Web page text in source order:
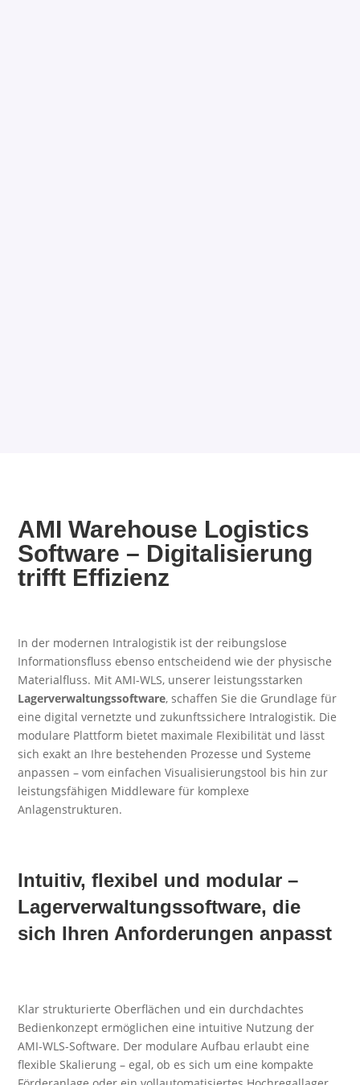
AMI Warehouse Logistics
Software – Digitalisierung
trifft Effizienz
In der modernen Intralogistik ist der reibungslose
Informationsfluss ebenso entscheidend wie der physische
Materialfluss. Mit AMI-WLS, unserer leistungsstarken
Lagerverwaltungssoftware, schaffen Sie die Grundlage für
eine digital vernetzte und zukunftssichere Intralogistik. Die
modulare Plattform bietet maximale Flexibilität und lässt
sich exakt an Ihre bestehenden Prozesse und Systeme
anpassen – vom einfachen Visualisierungstool bis hin zur
leistungsfähigen Middleware für komplexe
Anlagenstrukturen.
Intuitiv, flexibel und modular –
Lagerverwaltungssoftware, die
sich Ihren Anforderungen anpasst
Klar strukturierte Oberflächen und ein durchdachtes
Bedienkonzept ermöglichen eine intuitive Nutzung der
AMI-WLS-Software. Der modulare Aufbau erlaubt eine
flexible Skalierung – egal, ob es sich um eine kompakte